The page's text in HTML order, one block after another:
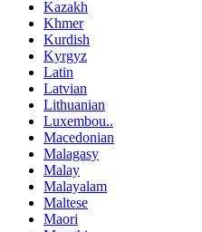
Kazakh
Khmer
Kurdish
Kyrgyz
Latin
Latvian
Lithuanian
Luxembou..
Macedonian
Malagasy
Malay
Malayalam
Maltese
Maori